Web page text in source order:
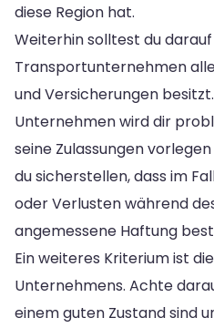
diese Region hat.
Weiterhin solltest du
Transportunternehmen
und Versicherungen
Unternehmen wird dir
seine Zulassungen
du sicherstellen, dass im
oder Verlusten während
angemessene Haftung
Ein weiteres Kriterium ist
Unternehmens. Achte
einem guten Zustand sind